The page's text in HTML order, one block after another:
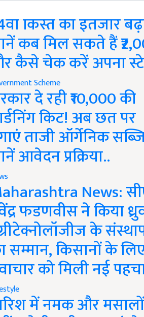
किस्त का इंतजार
कब मिल सकते हैं
कैसे चेक करें अपना
Scheme
दे रही ₹10,000 की
किट! अब छत पर
ताजी ऑर्गेनिक
आवेदन प्रक्रिया..
News:
फडणवीस ने किया
के
सम्मान, किसानों के
को मिली नई
में नमक और